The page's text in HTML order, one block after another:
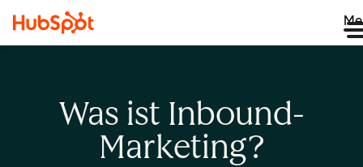
Was ist Inbound-
Marketing?